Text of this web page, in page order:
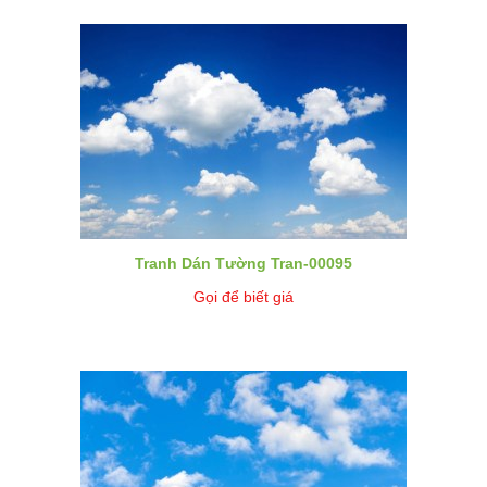
Tranh Dán Tường Tran-00095
Gọi để biết giá